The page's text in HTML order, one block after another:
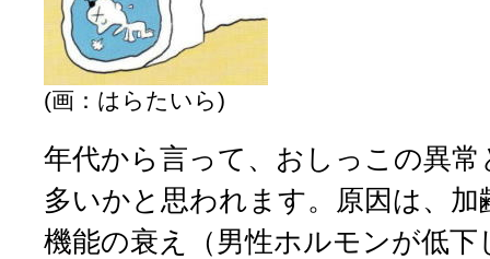
(画：はらたいら)
年代から言って、おしっこの異
多いかと思われます。原因は、
機能の衰え（男性ホルモンが低